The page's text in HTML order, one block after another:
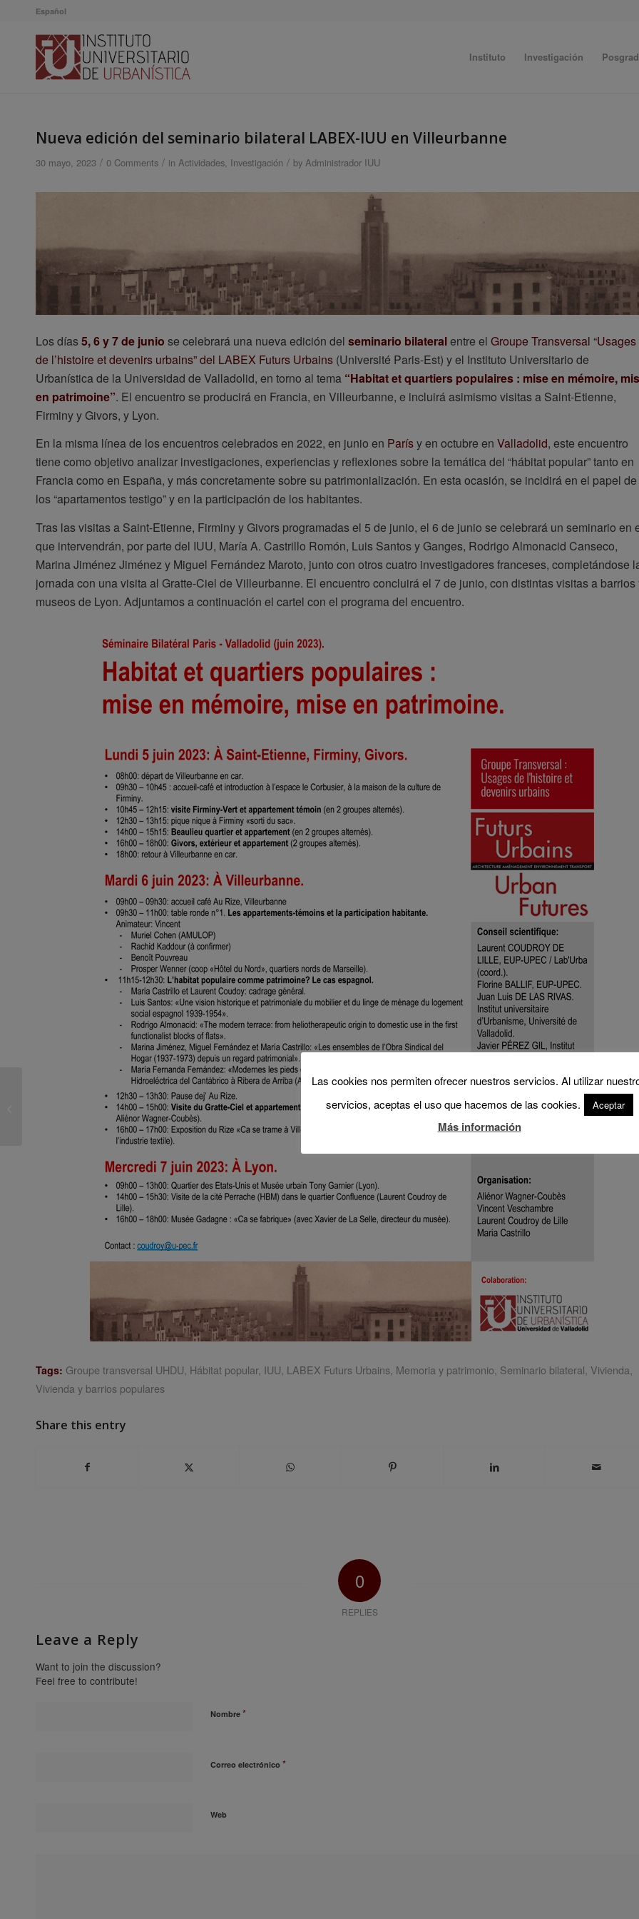
Español
Instituto Investigación
Nueva edición del seminario bilateral LABEX-IUU en Villeurbanne
30 mayo, 2023 / 0 Comments / in Actividades, Investigación / by Administrador IUU
Los días5, 6 y 7 de junio se celebrará una nueva edición del seminario bilateralentre el Groupe Transversal “Usages
de l’histoire et devenirs urbains” del LABEX Futurs Urbains (Université Paris-Est) y el Instituto Universitario de
Urbanística de la Universidad de Valladolid, en torno al tema “Habitat et quartiers populaires : mise en mémoire,
en patrimoine”. El encuentro se producirá en Francia, en Villeurbanne, e incluirá asimismo visitas a Saint-Etienne,
Firminy y Givors, y Lyon.
En la misma línea de los encuentros celebrados en 2022, en junio en Parísy en octubre en Valladolid, este encuentro
tiene como objetivo analizar investigaciones, experiencias y reflexiones sobre la temática del “hábitat popular” tanto en
Francia como en España, y más concretamente sobre su patrimonialización. En esta ocasión, se incidirá en el papel de
los “apartamentos testigo” y en la participación de los habitantes.
Tras las visitas a Saint-Etienne, Firminy y Givors programadas el 5 de junio, el 6 de junio se celebrará un seminario en
que intervendrán, por parte del IUU, María A. Castrillo Romón, Luis Santos y Ganges, Rodrigo Almonacid Canseco,
Marina Jiménez Jiménez y Miguel Fernández Maroto, junto con otros cuatro investigadores franceses, completándose
jornada con una visita al Gratte-Ciel de Villeurbanne. El encuentro concluirá el 7 de junio, con distintas visitas a barrios
museos de Lyon. Adjuntamos a continuación el cartel con el programa del encuentro.
Tags: Groupe transversal UHDU, Hábitat popular, IUU, LABEX Futurs Urbains, Memoria y patrimonio, Seminario bilateral, Vivienda,
Vivienda y barrios populares
Share this entry
0
REPLIES
Leave a Reply
Want to join the discussion?
Feel free to contribute!
Nombre *
Correo electrónico *
Web
arquitectura del Palacio
Las cookies nos permiten ofrecer nuestros servicios. Al utilizar
servicios, aceptas el uso que hacemos de las cookies.
Aceptar
Más información